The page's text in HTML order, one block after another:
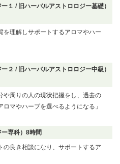
１ / 旧ハーバルアストロロジー基礎）
を理解しサポートするアロマやハー
２ / 旧ハーバルアストロロジー中級）
や周りの人の現状把握をし、過去の
マやハーブを選べるようになる」
専科）8時間
の良き相談になり、サポートするア